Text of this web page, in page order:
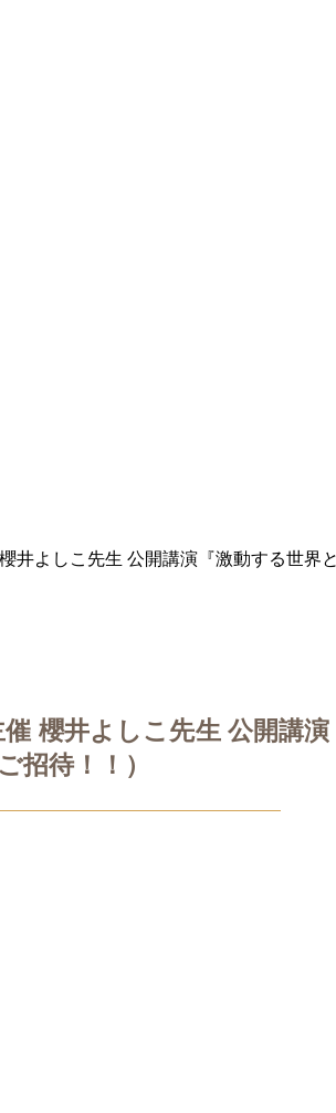
井よしこ先生 公開講演『激動する世界
櫻井よしこ先生 公開講
招待！！）